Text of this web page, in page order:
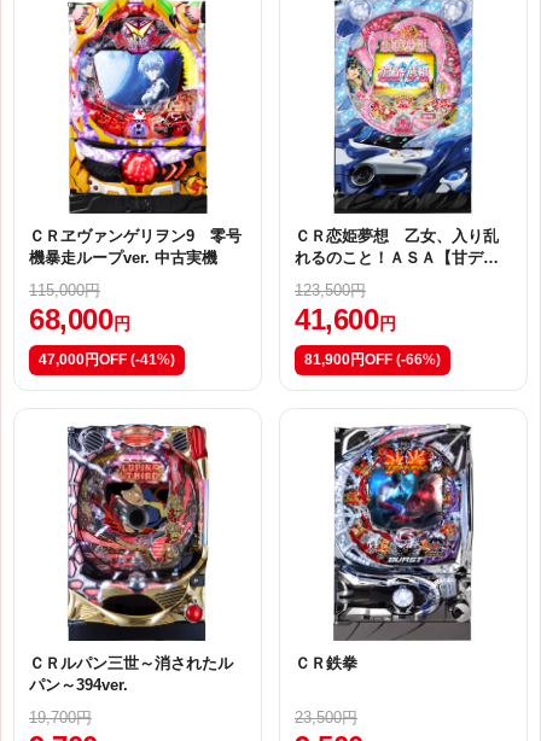
ＣＲヱヴァンゲリヲン9 零号
機暴走ループver. 中古実機
115,000円
68,000 円
47,000円OFF (-41%)
ＣＲ恋姫夢想 乙女、入り乱
れるのこと！ＡＳＡ【甘デ
123,500円
41,600 円
81,900円OFF (-66%)
ＣＲルパン三世～消されたル
パン～394ver.
19,700円
ＣＲ鉄拳
23,500円